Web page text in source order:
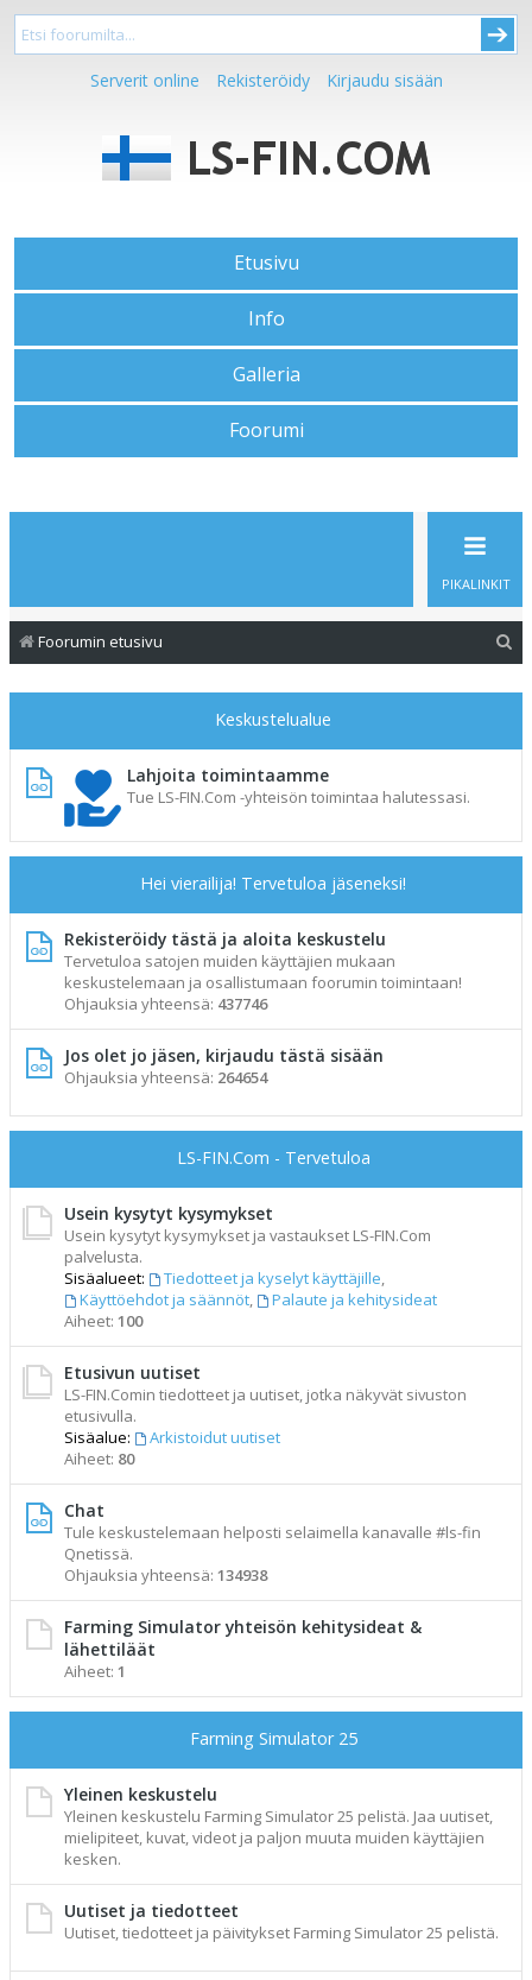
Serverit online Rekisteröidy Kirjaudu sisään
Etusivu
Info
Galleria
Foorumi
PIKALINKIT
Foorumin etusivu
Keskustelualue
Lahjoita toimintaamme
Tue LS-FIN.Com -yhteisön toimintaa halutessasi.
Hei vierailija! Tervetuloa jäseneksi!
Rekisteröidy tästä ja aloita keskustelu
Tervetuloa satojen muiden käyttäjien mukaan
keskustelemaan ja osallistumaan foorumin toimintaan!
Ohjauksia yhteensä: 437746
Jos olet jo jäsen, kirjaudu tästä sisään
Ohjauksia yhteensä: 264654
LS-FIN.Com - Tervetuloa
Usein kysytyt kysymykset
Usein kysytyt kysymykset ja vastaukset LS-FIN.Com
palvelusta.
Sisäalueet:
Tiedotteet ja kyselyt käyttäjille,
Käyttöehdot ja säännöt,
Palaute ja kehitysideat
Aiheet: 100
Etusivun uutiset
LS-FIN.Comin tiedotteet ja uutiset, jotka näkyvät sivuston
etusivulla.
Sisäalue:
Arkistoidut uutiset
Aiheet: 80
Chat
Tule keskustelemaan helposti selaimella kanavalle #ls-fin
Qnetissä.
Ohjauksia yhteensä: 134938
Farming Simulator yhteisön kehitysideat &
lähettiläät
Aiheet: 1
Farming Simulator 25
Yleinen keskustelu
Yleinen keskustelu Farming Simulator 25 pelistä. Jaa uutiset,
mielipiteet, kuvat, videot ja paljon muuta muiden käyttäjien
kesken.
Uutiset ja tiedotteet
Uutiset, tiedotteet ja päivitykset Farming Simulator 25 pelistä.